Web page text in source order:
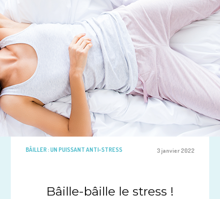
BÂILLER : UN PUISSANT ANTI-STRESS 3 janvier 2022
Bâille-bâille le stress !